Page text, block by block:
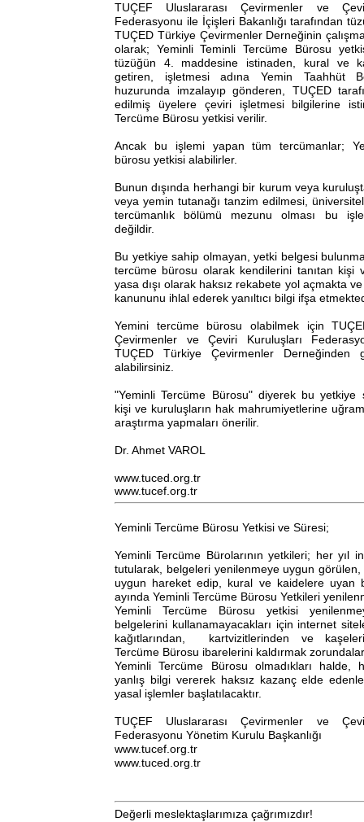
TUÇEF Uluslararası Çevirmenler ve
Federasyonu ile İçişleri Bakanlığı tarafından
TUÇED Türkiye Çevirmenler Derneğinin
olarak; Yeminli Teminli Tercüme Bürosu
tüzüğün 4. maddesine istinaden, kural ve
getiren, işletmesi adına Yemin Taahhüt
huzurunda imzalayıp gönderen, TUÇED
edilmiş üyelere çeviri işletmesi bilgilerine
Tercüme Bürosu yetkisi verilir.
Ancak bu işlemi yapan tüm tercümanlar;
bürosu yetkisi alabilirler.
Bunun dışında herhangi bir kurum veya
veya yemin tutanağı tanzim edilmesi,
tercümanlık bölümü mezunu olması bu
değildir.
Bu yetkiye sahip olmayan, yetki belgesi
tercüme bürosu olarak kendilerini tanıtan kişi
yasa dışı olarak haksız rekabete yol açmakta
kanununu ihlal ederek yanıltıcı bilgi ifşa
Yemini tercüme bürosu olabilmek için
Çevirmenler ve Çeviri Kuruluşları
TUÇED Türkiye Çevirmenler Derneğinden
alabilirsiniz.
"Yeminli Tercüme Bürosu" diyerek bu yetkiye
kişi ve kuruluşların hak mahrumiyetlerine
araştırma yapmaları önerilir.
Dr. Ahmet VAROL
www.tuced.org.tr
www.tucef.org.tr
Yeminli Tercüme Bürosu Yetkisi ve Süresi;
Yeminli Tercüme Bürolarının yetkileri; her yıl
tutularak, belgeleri yenilenmeye uygun
uygun hareket edip, kural ve kaidelere uyan
ayında Yeminli Tercüme Bürosu Yetkileri
Yeminli Tercüme Bürosu yetkisi
belgelerini kullanamayacakları için internet
kağıtlarından, kartvizitlerinden ve
Tercüme Bürosu ibarelerini kaldırmak
Yeminli Tercüme Bürosu olmadıkları halde,
yanlış bilgi vererek haksız kazanç elde
yasal işlemler başlatılacaktır.
TUÇEF Uluslararası Çevirmenler ve
Federasyonu Yönetim Kurulu Başkanlığı
www.tucef.org.tr
www.tuced.org.tr
Değerli meslektaşlarımıza çağrımızdır!